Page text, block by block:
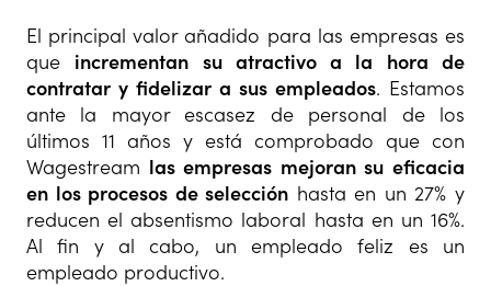
El principal valor añadido para las empresas es
que incrementan su atractivo a la hora de
contratar y fidelizar a sus empleados. Estamos
ante la mayor escasez de personal de los
últimos 11 años y está comprobado que con
Wagestream las empresas mejoran su eficacia
en los procesos de selección hasta en un 27% y
reducen el absentismo laboral hasta en un 16%.
Al fin y al cabo, un empleado feliz es un
empleado productivo.